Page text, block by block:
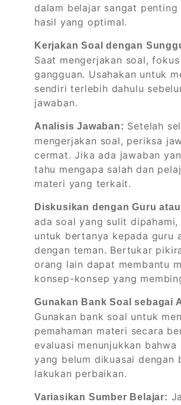
dalam belajar sangat penting
hasil yang optimal.
Kerjakan Soal dengan
Saat mengerjakan soal,
gangguan. Usahakan untuk
sendiri terlebih dahulu
jawaban.
Analisis Jawaban: Setelah
mengerjakan soal, periksa
cermat. Jika ada jawaban
tahu mengapa salah dan
materi yang terkait.
Diskusikan dengan Guru atau
ada soal yang sulit dipahami,
untuk bertanya kepada guru
dengan teman. Bertukar
orang lain dapat membantu
konsep-konsep yang
Gunakan Bank Soal sebagai
Gunakan bank soal untuk
pemahaman materi secara
evaluasi menunjukkan bahwa
yang belum dikuasai dengan
lakukan perbaikan.
Variasikan Sumber Belajar: